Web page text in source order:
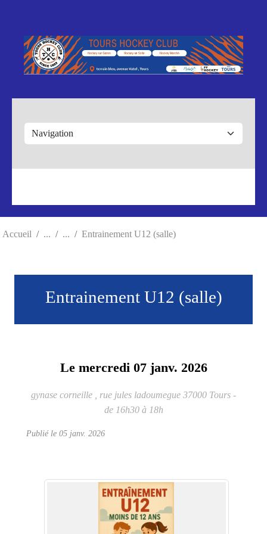
Accueil Entrainement U12 (salle)
Entrainement U12 (salle)
Le mercredi 07 janv. 2026
gynase corneille , rue jules ladoumegue 37000 Tours -
de 16h30 à 18h
Publié le 05 janv. 2026